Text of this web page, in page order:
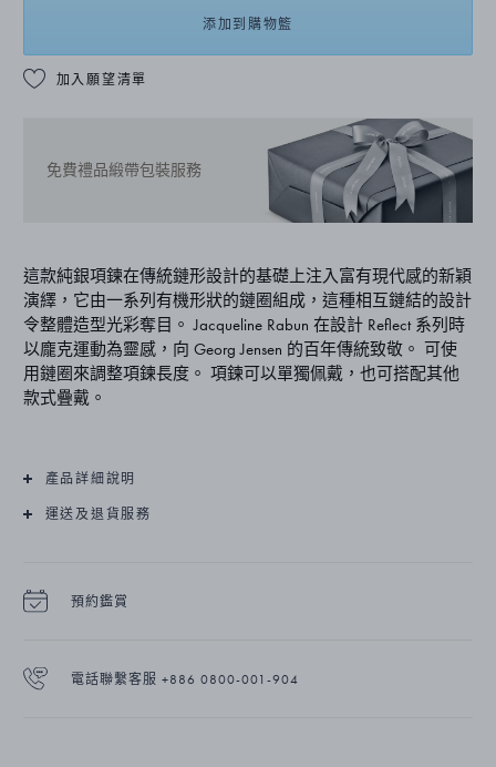
添加到購物籃
加入願望清單
免費禮品緞帶包裝服務
這款純銀項鍊在傳統鏈形設計的基礎上注入富有現代感的新穎
演繹，它由一系列有機形狀的鏈圈組成，這種相互鏈結的設計
令整體造型光彩奪目。 Jacqueline Rabun 在設計 Reflect 系列時
以龐克運動為靈感，向 Georg Jensen 的百年傳統致敬。 可使
用鏈圈來調整項鍊長度。 項鍊可以單獨佩戴，也可搭配其他
款式疊戴。
產品詳細說明
運送及退貨服務
預約鑑賞
電話聯繫客服 +886 0800-001-904